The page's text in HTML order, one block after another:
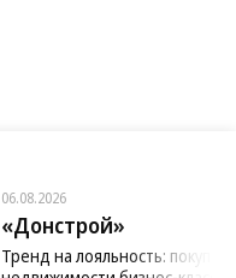
06.08.2026
«Донстрой»